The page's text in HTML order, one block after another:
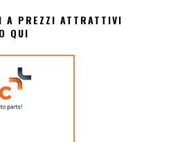
A PREZZI ATTRATTIVI
QUI